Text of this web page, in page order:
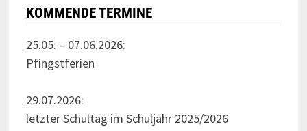
KOMMENDE TERMINE
25.05. – 07.06.2026:
Pfingstferien
29.07.2026:
letzter Schultag im Schuljahr 2025/2026